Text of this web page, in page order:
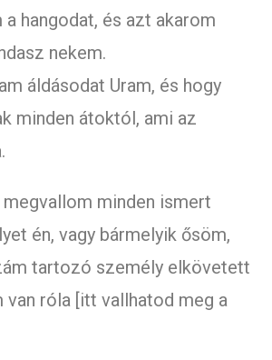
a hangodat, és azt akarom
nekem.
áldásodat Uram, és hogy
minden átoktól, ami az
minden ismert
én, vagy bármelyik ősöm,
tartozó személy elkövetett
van róla [itt vallhatod meg a